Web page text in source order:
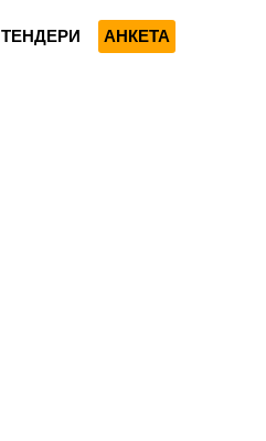
ТЕНДЕРИ АНКЕТА